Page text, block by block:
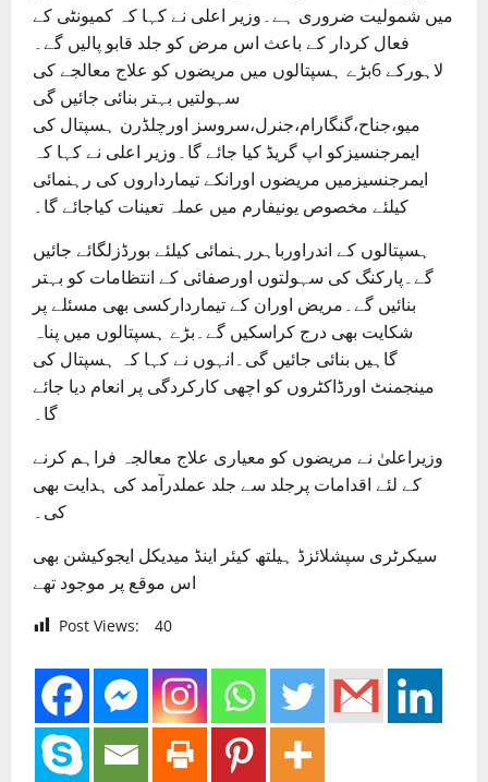
میں شمولیت ضروری ہے۔وزیر اعلی نے کہا کہ کمیونٹی کے
فعال کردار کے باعث اس مرض کو جلد قابو پالیں گے۔
لاہورکے 6بڑے ہسپتالوں میں مریضوں کو علاج معالجے کی
سہولتیں بہتر بنائی جائیں گی
میو،جناح،گنگارام،جنرل،سروسز اورچلڈرن ہسپتال کی
ایمرجنسیزکو اپ گریڈ کیا جائے گا۔وزیر اعلی نے کہا کہ
ایمرجنسیزمیں مریضوں اورانکے تیمارداروں کی رہنمائی
کیلئے مخصوص یونیفارم میں عملہ تعینات کیاجائے گا۔
ہسپتالوں کے اندراورباہررہنمائی کیلئے بورڈزلگائے جائیں
گے۔پارکنگ کی سہولتوں اورصفائی کے انتظامات کو بہتر
بنائیں گے۔مریض اوران کے تیماردارکسی بھی مسئلے پر
شکایت بھی درج کراسکیں گے۔بڑے ہسپتالوں میں پناہ
گاہیں بنائی جائیں گی۔انہوں نے کہا کہ ہسپتال کی
مینجمنٹ اورڈاکٹروں کو اچھی کارکردگی پر انعام دیا جائے
گا۔
وزیراعلیٰ نے مریضوں کو معیاری علاج معالجہ فراہم کرنے
کے لئے اقدامات پرجلد سے جلد عملدرآمد کی ہدایت بھی
کی۔
سیکرٹری سپشلائزڈ ہیلتھ کیئر اینڈ میدیکل ایجوکیشن بھی
اس موقع پر موجود تھے
Post Views: 40